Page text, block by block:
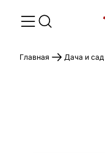
Главная Дача и сад